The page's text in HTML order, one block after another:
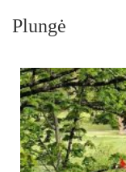
Plungė